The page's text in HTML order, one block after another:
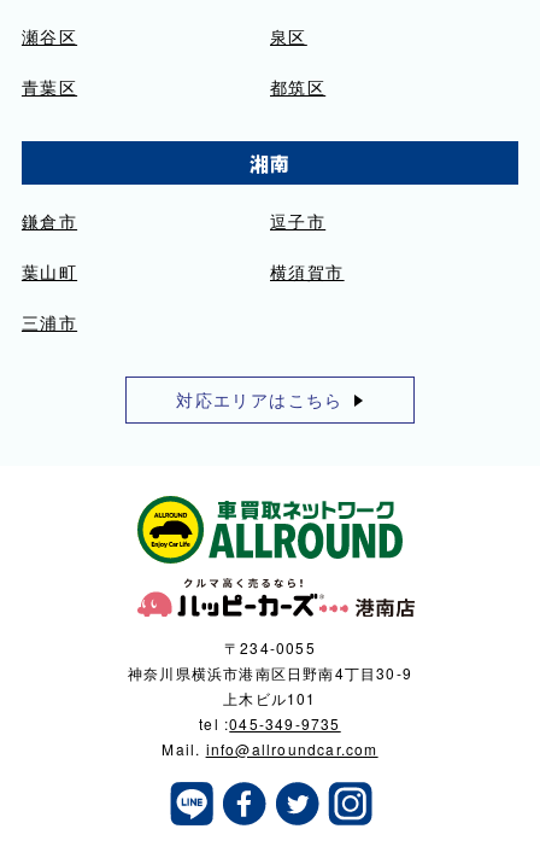
瀬谷区 泉区
青葉区 都筑区
湘南
鎌倉市 逗子市
葉山町 横須賀市
三浦市
対応エリアはこちら
〒234-0055
神奈川県横浜市港南区日野南4丁目30-9
上木ビル101
tel :045-349-9735
Mail. info@allroundcar.com